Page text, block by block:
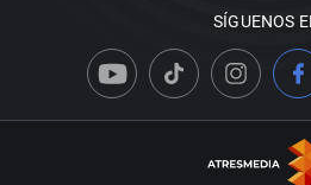
SÍGUENOS